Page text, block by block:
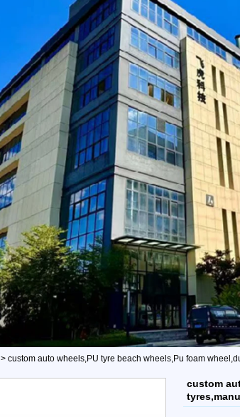
> custom auto wheels,PU tyre beach wheels,Pu foam
custom